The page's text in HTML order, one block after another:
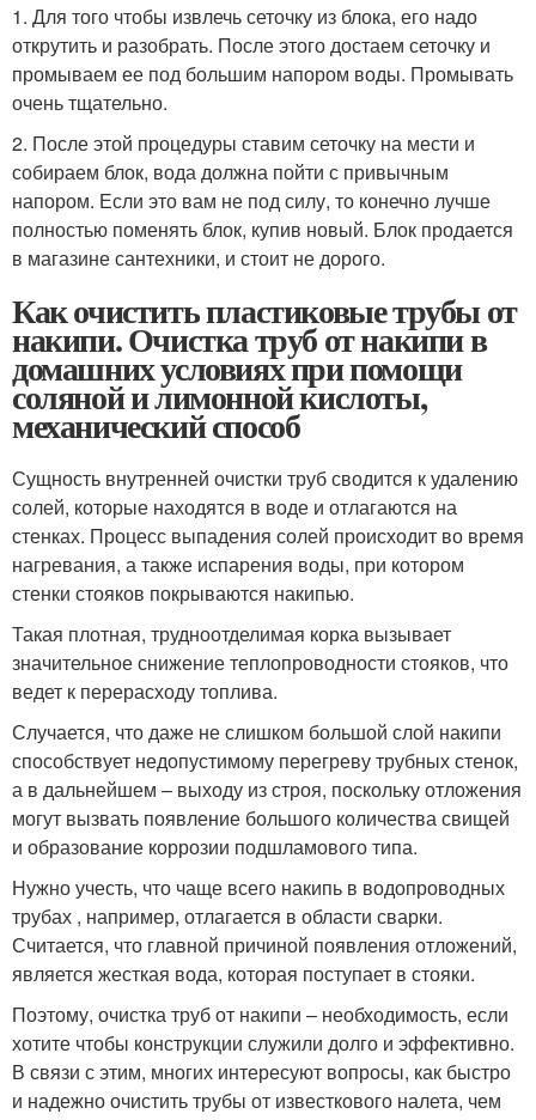
1. Для того чтобы извлечь сеточку из блока, его надо
открутить и разобрать. После этого достаем сеточку и
промываем ее под большим напором воды. Промывать
очень тщательно.
2. После этой процедуры ставим сеточку на мести и
собираем блок, вода должна пойти с привычным
напором. Если это вам не под силу, то конечно лучше
полностью поменять блок, купив новый. Блок продается
в магазине сантехники, и стоит не дорого.
Как очистить пластиковые трубы от
накипи. Очистка труб от накипи в
домашних условиях при помощи
соляной и лимонной кислоты,
механический способ
Сущность внутренней очистки труб сводится к удалению
солей, которые находятся в воде и отлагаются на
стенках. Процесс выпадения солей происходит во время
нагревания, а также испарения воды, при котором
стенки стояков покрываются накипью.
Такая плотная, трудноотделимая корка вызывает
значительное снижение теплопроводности стояков, что
ведет к перерасходу топлива.
Случается, что даже не слишком большой слой накипи
способствует недопустимому перегреву трубных стенок,
а в дальнейшем – выходу из строя, поскольку отложения
могут вызвать появление большого количества свищей
и образование коррозии подшламового типа.
Нужно учесть, что чаще всего накипь в водопроводных
трубах , например, отлагается в области сварки.
Считается, что главной причиной появления отложений,
является жесткая вода, которая поступает в стояки.
Поэтому, очистка труб от накипи – необходимость, если
хотите чтобы конструкции служили долго и эффективно.
В связи с этим, многих интересуют вопросы, как быстро
и надежно очистить трубы от известкового налета, чем